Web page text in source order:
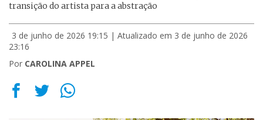
transição do artista para a abstração
3 de junho de 2026 19:15 | Atualizado em 3 de junho de 2026
23:16
Por CAROLINA APPEL